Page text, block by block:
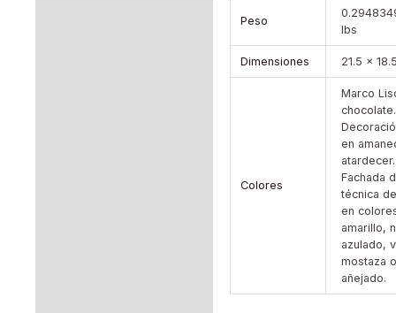
Peso
lbs
Dimensiones 21.5 ×
Colores
Marco
chocolate.
en
atardecer.
Fachada
técnica
en
amarillo,
azulado,
mostaza
añejado.